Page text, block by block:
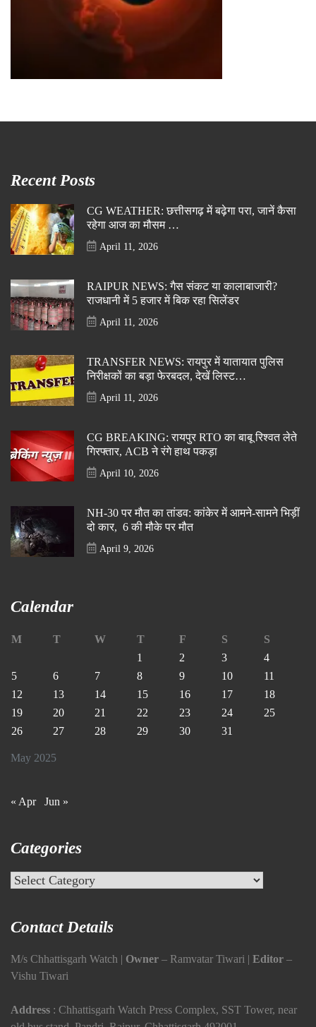
Recent Posts
CG WEATHER: छत्तीसगढ़ में बढ़ेगा परा, जानें कैसा
रहेगा आज का मौसम …
April 11, 2026
RAIPUR NEWS: गैस संकट या कालाबाजारी?
राजधानी में 5 हजार में बिक रहा सिलेंडर
April 11, 2026
TRANSFER NEWS: रायपुर में यातायात पुलिस
निरीक्षकों का बड़ा फेरबदल, देखें लिस्ट…
April 11, 2026
CG BREAKING: रायपुर RTO का बाबू रिश्वत लेते
गिरफ्तार, ACB ने रंगे हाथ पकड़ा
April 10, 2026
NH-30 पर मौत का तांडव: कांकेर में आमने-सामने भिड़ीं
दो कार, 6 की मौके पर मौत
April 9, 2026
Calendar
May 2025
M T W T F S
S
1
2 3
4
5
6 7 8 9 10
11
12
13 14 15 16 17
18
19
20 21 22 23 24
25
26
27 28 29 30 31
« Apr Jun »
Categories
Categories
Contact Details
M/s Chhattisgarh Watch | Owner – Ramvatar Tiwari | Editor –
Vishu Tiwari
Address : Chhattisgarh Watch Press Complex, SST Tower, near